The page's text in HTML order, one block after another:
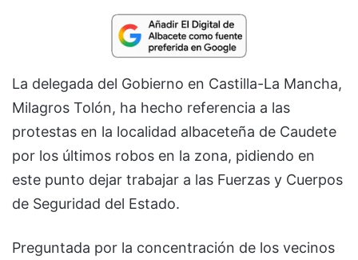
La delegada del Gobierno en Castilla-La Mancha,
Milagros Tolón, ha hecho referencia a las
protestas en la localidad albaceteña de Caudete
por los últimos robos en la zona, pidiendo en
este punto dejar trabajar a las Fuerzas y Cuerpos
de Seguridad del Estado.
Preguntada por la concentración de los vecinos